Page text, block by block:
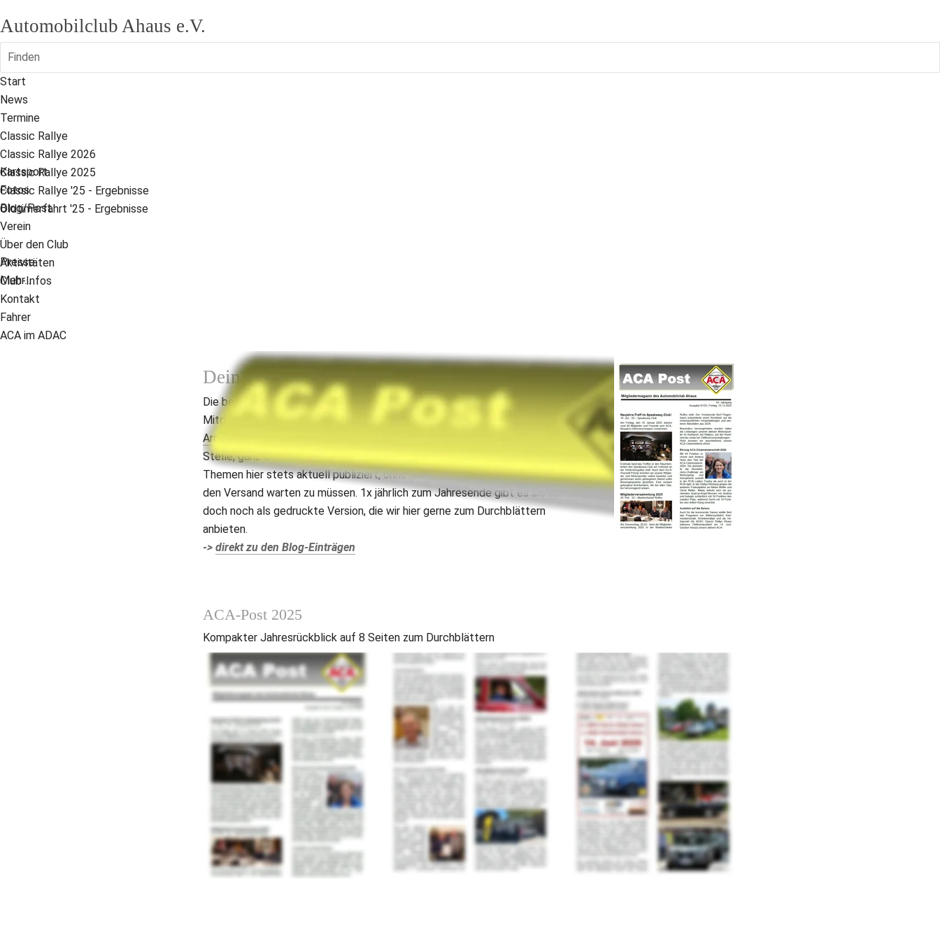
Automobilclub Ahaus e.V.
Finden
Start
News
Termine
Classic Rallye
Classic Rallye 2026
Classic Rallye 2025
Classic Rallye '25 - Ergebnisse
Oldtimerfahrt '25 - Ergebnisse
Kartsport
Fotos
Blog/Post
Verein
Über den Club
Aktivitäten
Club-Infos
Kontakt
Fahrer
ACA im ADAC
Presse
Mehr...
Dein Vereins-Magazin
Die beliebte ACA-Post, unser „Mitteilungsblatt“ auf Papier, das unsere
Archiv
Stelle, ganz öffentlich für jedermann. Chronologisch sortiert werden die
Themen hier stets aktuell publiziert, ohne monatelang auf ein Druckdatum und
den Versand warten zu müssen. 1x jährlich zum Jahresende gibt es sie aber
doch noch als gedruckte Version, die wir hier gerne zum Durchblättern
anbieten.
-> direkt zu den Blog-Einträgen
ACA-Post 2025
Kompakter Jahresrückblick auf 8 Seiten zum Durchblättern